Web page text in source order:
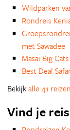
Wildparken
Rondreis
met Sawadee
Masai Big
Best Deal
Bekijkalle 41
Vind je